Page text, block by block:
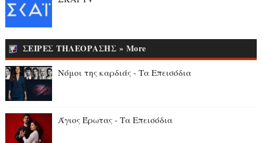
ΣΕΙΡΕΣ ΤΗΛΕΟΡΑΣΗΣ » More
Νόμοι της καρδιάς - Τα Επεισόδια
Άγιος Έρωτας - Τα Επεισόδια